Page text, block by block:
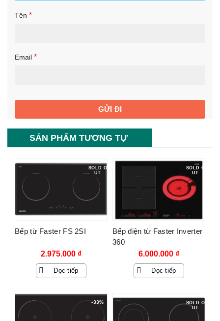
Tên *
Email *
SẢN PHẨM TƯƠNG TỰ
SOLD O
UT
Bếp từ Faster FS 2SI
2.975.000 ₫
Đọc tiếp
SOLD O
UT
Bếp điện từ Faster Inverter
360
6.000.000 ₫
Đọc tiếp
-33%
SOLD O
UT